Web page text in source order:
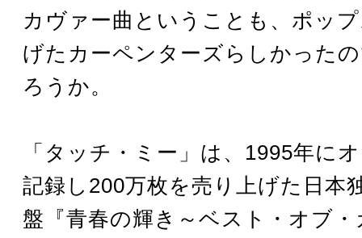
カヴァー曲ということも、ポッ
げたカーペンターズらしかった
ろうか。
「タッチ・ミー」は、1995年に
記録し200万枚を売り上げた日本
盤『青春の輝き～ベスト・オブ